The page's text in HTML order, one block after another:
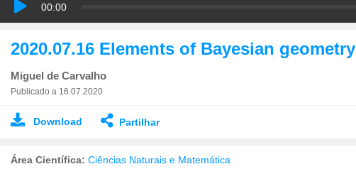
00:00
2020.07.16 Elements of Bayesian geometry
Miguel de Carvalho
Publicado a 16.07.2020
Download Partilhar
Área Científica: Ciências Naturais e Matemática